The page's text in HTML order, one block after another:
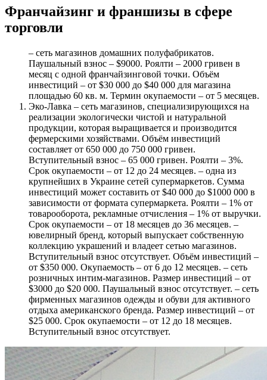
Франчайзинг и франшизы в сфере
торговли
– сеть магазинов домашних полуфабрикатов.
Паушальный взнос – $9000. Роялти – 2000 гривен в
месяц с одной франчайзинговой точки. Объём
инвестиций – от $30 000 до $40 000 для магазина
площадью 60 кв. м. Термин окупаемости – от 5 месяцев.
Эко-Лавка – сеть магазинов, специализирующихся на
реализации экологически чистой и натуральной
продукции, которая выращивается и производится
фермерскими хозяйствами. Объём инвестиций
составляет от 650 000 до 750 000 гривен.
Вступительный взнос – 65 000 гривен. Роялти – 3%.
Cрок окупаемости – от 12 до 24 месяцев. – одна из
крупнейших в Украине сетей супермаркетов. Сумма
инвестиций может составить от $40 000 до $1000 000 в
зависимости от формата супермаркета. Роялти – 1% от
товарооборота, рекламные отчисления – 1% от выручки.
Срок окупаемости – от 18 месяцев до 36 месяцев. –
ювелирный бренд, который выпускает собственную
коллекцию украшений и владеет сетью магазинов.
Вступительный взнос отсутствует. Объём инвестиций –
от $350 000. Окупаемость – от 6 до 12 месяцев. – сеть
розничных интим-магазинов. Размер инвестиций – от
$3000 до $20 000. Паушальный взнос отсутствует. – сеть
фирменных магазинов одежды и обуви для активного
отдыха американского бренда. Размер инвестиций – от
$25 000. Срок окупаемости – от 12 до 18 месяцев.
Вступительный взнос отсутствует.